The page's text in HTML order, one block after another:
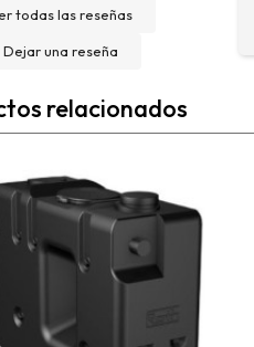
todas las reseñas
Dejar una reseña
muy bien.
relacionados